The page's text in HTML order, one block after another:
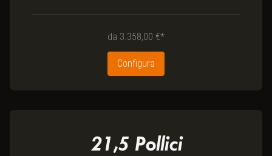
da 3.358,00 €*
Configura
21,5 Pollici